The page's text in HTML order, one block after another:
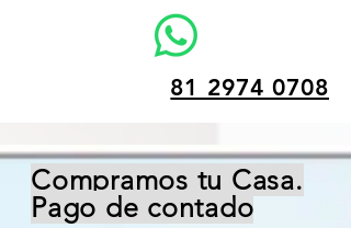
81 2974 0708
Compramos tu Casa.
Pago de contado